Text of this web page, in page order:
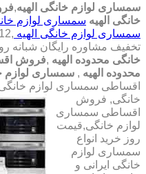
سمساری لوازم خانگی الهیه,
خانگی الهیه سمساری لوازم
سمساری لوازم خانگی الهیه
تخفیف مشاوره رایگان شبانه
خانگی محدوده الهیه ,فروش
محدوده الهیه , سمساری لوازم
اقساطی سمساری لوازم
خانگی, فروش
اقساطی سمساری
لوازم خانگی,قیمت
روز خرید انواع
سمساری لوازم
خانگی ایرانی و